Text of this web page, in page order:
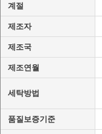
계절
제조자
제조국
제조연월
세탁방법
품질보증기준